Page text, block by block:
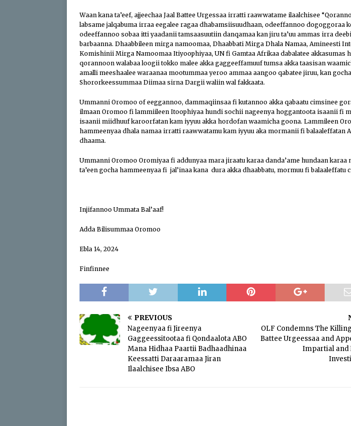
Waan kana ta’eef, ajjeechaa Jaal Battee Urgessaa irratti raawwatame ilaalchisee
labsame jalqabuma irraa eegalee ragaa dhabamsiisuudhaan, odeeffannoo dogoggoraa
odeeffannoo sobaa itti yaadanii tamsaasuutiin danqamaa kan jiru ta’uu ammas irra
barbaanna. Dhaabbileen mirga namoomaa, Dhaabbati Mirga Dhala Namaa, Amineesti
Komishinii Mirga Namoomaa Itiyoophiyaa, UN fi Gamtaa Afrikaa dabalatee akkasumas
qorannoon walabaa loogii tokko malee akka gaggeeffamuuf tumsa akka taasisan
amalli meeshaalee waraanaa mootummaa yeroo ammaa aangoo qabatee jiruu, kan
Shororkeessummaa Diimaa sirna Dargii waliin wal fakkaata.
Ummanni Oromoo of eeggannoo, dammaqiinsaa fi kutannoo akka qabaatu cimsinee
ilmaan Oromoo fi lammiileen Itoophiyaa hundi sochii nageenya hoggantoota isaanii fi
isaanii miidhuuf karoorfatan kam iyyuu akka hordofan waamicha goona. Lammileen
hammeenyaa dhala namaa irratti raawwatamu kam iyyuu aka mormanii fi balaaleffatan
dhaama.
Ummanni Oromoo Oromiyaa fi addunyaa mara jiraatu karaa danda’ame hundaan karaa
ta’een gocha hammeenyaa fi jal’inaa kana dura akka dhaabbatu, mormuu fi balaaleffatu
Injifannoo Ummata Bal’aaf!
Adda Bilisummaa Oromoo
Ebla 14, 2024
Finfinnee
PREVIOUS
Nageenyaa fi Jireenya
Gaggeessitootaa fi Qondaalota ABO
Mana Hidhaa Paartii Badhaadhinaa
Keessatti Daraaramaa Jiran
Ilaalchisee Ibsa ABO
OLF Condemns The
Battee Urgeessaa and
Impartial and